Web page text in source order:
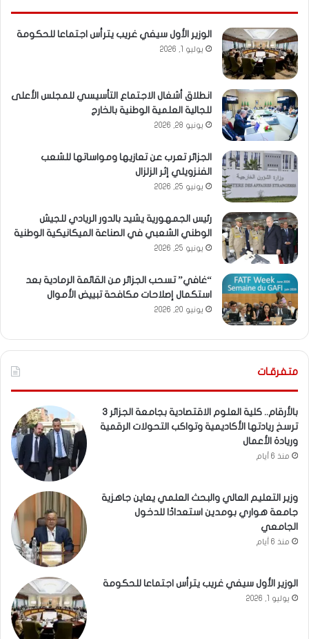
الوزير الأول سيفي غريب يترأس اجتماعا للحكومة
يوليو 1, 2026
انطلاق أشغال الاجتماع التأسيسي للمجلس الأعلى
للجالية العلمية الوطنية بالخارج
يونيو 28, 2026
الجزائر تعرب عن تعازيها ومواساتها للشعب
الفنزويلي إثر الزلزال
يونيو 25, 2026
رئيس الجمهورية يشيد بالدور الريادي للجيش
الوطني الشعبي في الصناعة الميكانيكية الوطنية
يونيو 25, 2026
“غافي” تسحب الجزائر من القائمة الرمادية بعد
استكمال إصلاحات مكافحة تبييض الأموال
يونيو 20, 2026
متفرقـات
بالأرقام.. كلية العلوم الاقتصادية بجامعة الجزائر 3
ترسخ ريادتها الأكاديمية وتواكب التحولات الرقمية
وريادة الأعمال
منذ 6 أيام
وزير التعليم العالي والبحث العلمي يعاين جاهزية
جامعة هواري بومدين استعدادًا للدخول
الجامعي
منذ 6 أيام
الوزير الأول سيفي غريب يترأس اجتماعا للحكومة
يوليو 1, 2026